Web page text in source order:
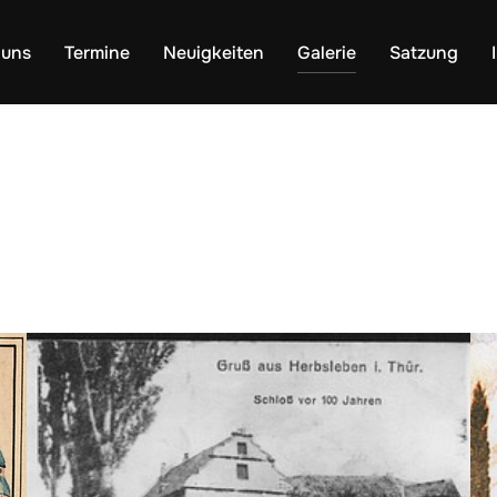
Termine Neuigkeiten Galerie Satzung